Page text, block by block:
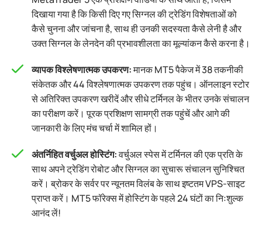
दिखाया गया है कि किसी दिए गए सिग्नल की ट्रेडिंग विशेषताओं को
कैसे चुनना और जांचना है, साथ ही उनकी सदस्यता कैसे लेनी है और
उक्त सिग्नल के लेनदेन की प्रभावशीलता का मूल्यांकन कैसे करना है।
व्यापक विश्लेषणात्मक उपकरण:मानक MT5 पैकेज में 38 तकनीकी
संकेतक और 44 विश्लेषणात्मक उपकरण तक पहुंच। ऑनलाइन स्टोर
से अतिरिक्त उपकरण खरीदें और सीधे टर्मिनल के भीतर उनके संचालन
का परीक्षण करें। पूरक प्रशिक्षण सामग्री तक पहुंचें और आगे की
जानकारी के लिए मंच चर्चा में शामिल हों।
अंतर्निहित वर्चुअल होस्टिंग:वर्चुअल स्पेस में टर्मिनल की एक प्रति के
साथ अपने ट्रेडिंग रोबोट और सिग्नल का सुचारू संचालन सुनिश्चित
करें। ब्रोकर के सर्वर पर न्यूनतम विलंब के साथ इष्टतम VPS-साइट
प्राप्त करें। MT5 फॉरेक्स में होस्टिंग के पहले 24 घंटों का निःशुल्क
आनंद लें!